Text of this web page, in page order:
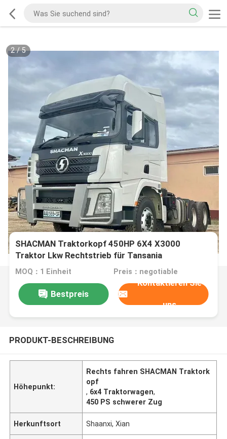
2/5
SHACMAN Traktorkopf 450HP 6X4 X3000
Traktor Lkw Rechtstrieb für Tansania
MOQ：1 Einheit Preis：negotiable
Bestpreis
Kontaktieren Sie
uns
PRODUKT-BESCHREIBUNG
Höhepunkt:
Rechts fahren SHACMAN Traktork
opf
, 6x4 Traktorwagen,
450 PS schwerer Zug
Herkunftsort Shaanxi, Xian